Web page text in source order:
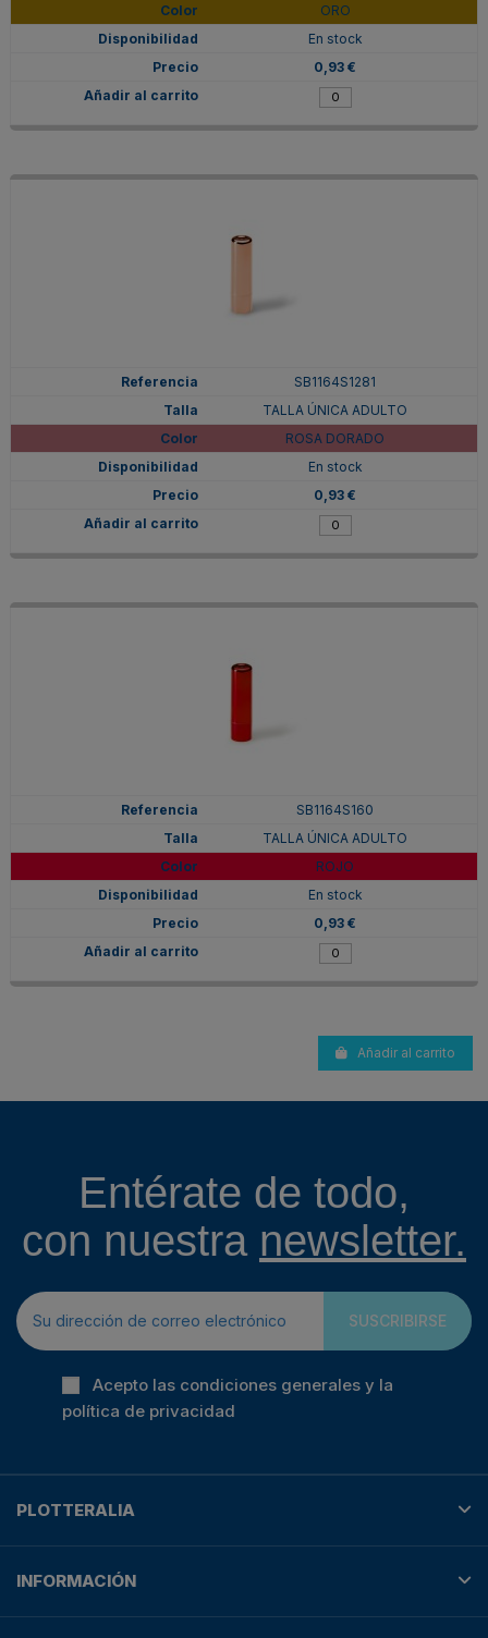
ORO
En stock
0,93 €
SB1164S1281
TALLA ÚNICA ADULTO
ROSA DORADO
En stock
0,93 €
SB1164S160
TALLA ÚNICA ADULTO
ROJO
En stock
0,93 €
Añadir al carrito
Entérate de todo,
con nuestra newsletter.
SUSCRIBIRSE
Acepto las condiciones generales y la
política de privacidad
PLOTTERALIA
INFORMACIÓN